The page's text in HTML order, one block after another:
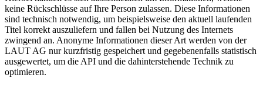
keine Rückschlüsse auf Ihre Person zulassen. Diese Informationen
sind technisch notwendig, um beispielsweise den aktuell laufenden
Titel korrekt auszuliefern und fallen bei Nutzung des Internets
zwingend an. Anonyme Informationen dieser Art werden von der
LAUT AG nur kurzfristig gespeichert und gegebenenfalls statistisch
ausgewertet, um die API und die dahinterstehende Technik zu
optimieren.